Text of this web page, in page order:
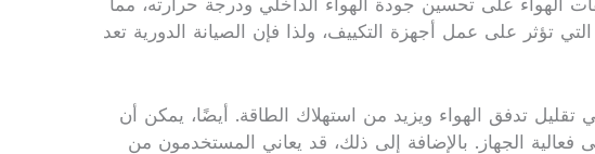
تؤثر على عمل أجهزة التكييف، ولذا فإن الصيانة الدورية تعد
تقليل تدفق الهواء ويزيد من استهلاك الطاقة. أيضًا، يمكن أن
الجهاز. بالإضافة إلى ذلك، قد يعاني المستخدمون من